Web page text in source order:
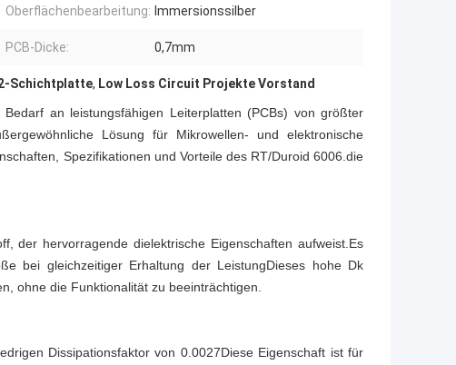
Oberflächenbearbeitung: Immersionssilber
PCB-Dicke: 0,7mm
Schichtplatte, Low Loss Circuit Projekte Vorstand
an leistungsfähigen Leiterplatten (PCBs) von größter
Lösung für Mikrowellen- und elektronische
Spezifikationen und Vorteile des RT/Duroid 6006.die
der hervorragende dielektrische Eigenschaften aufweist.Es
bei gleichzeitiger Erhaltung der LeistungDieses hohe Dk
ohne die Funktionalität zu beeinträchtigen.
Dissipationsfaktor von 0.0027Diese Eigenschaft ist für